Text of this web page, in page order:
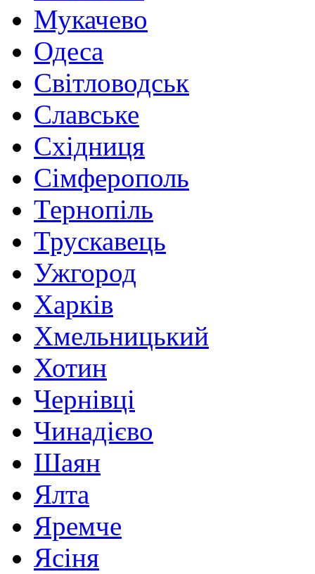
Мукачево
Одеса
Світловодськ
Славське
Східниця
Сімферополь
Тернопіль
Трускавець
Ужгород
Харків
Хмельницький
Хотин
Чернівці
Чинадієво
Шаян
Ялта
Яремче
Ясіня